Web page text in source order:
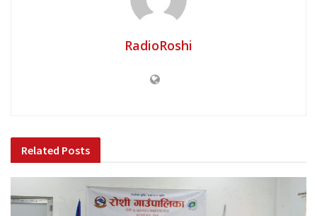
RadioRoshi
Related Posts